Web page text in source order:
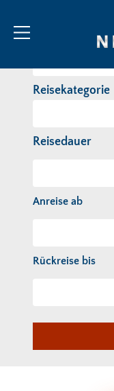
Reisekategorie
Reisedauer
Anreise ab
Rückreise bis